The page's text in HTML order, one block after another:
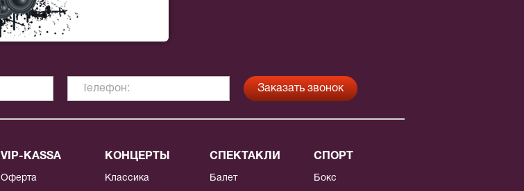
VIP-KASSA
Оферта
КОНЦЕРТЫ
Классика
СПЕКТАКЛИ
Балет
СПОРТ
Бокс